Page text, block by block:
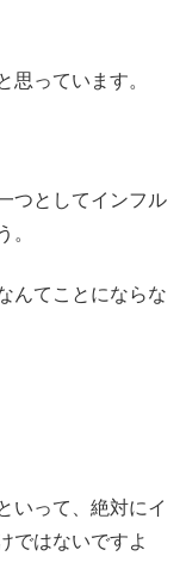
思っています。
つとしてインフル
。
んてことにならな
いって、絶対にイ
ではないですよ